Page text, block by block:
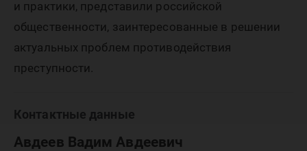
и практики, представили российской
общественности, заинтересованные в решении
актуальных проблем противодействия
преступности.
Контактные данные
Авдеев Вадим Авдеевич